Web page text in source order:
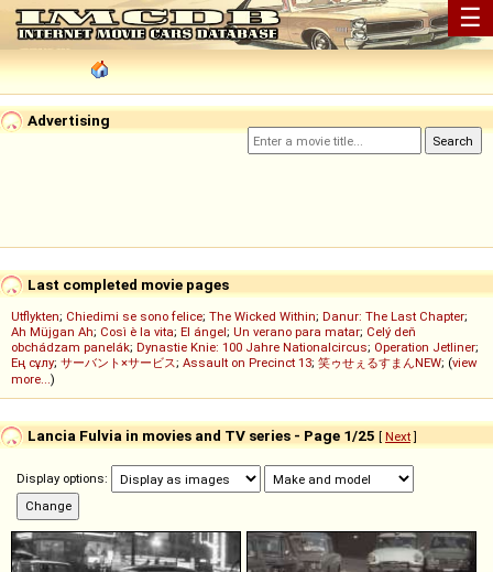
☰
Advertising
Last completed movie pages
Utflykten; Chiedimi se sono felice; The Wicked Within; Danur: The Last Chapter;
Ah Müjgan Ah; Così è la vita; El ángel; Un verano para matar; Celý deň
obchádzam panelák; Dynastie Knie: 100 Jahre Nationalcircus; Operation Jetliner;
Ең сұлу; サーバント×サービス; Assault on Precinct 13; 笑ゥせぇるすまんNEW; (view
more...)
Lancia Fulvia in movies and TV series - Page 1/25 [ Next]
Display options: